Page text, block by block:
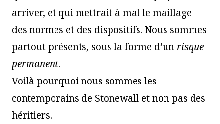
arriver, et qui mettrait à mal le maillage
des normes et des dispositifs. Nous sommes
partout présents, sous la forme d’un risque
permanent.
Voilà pourquoi nous sommes les
contemporains de Stonewall et non pas des
héritiers.